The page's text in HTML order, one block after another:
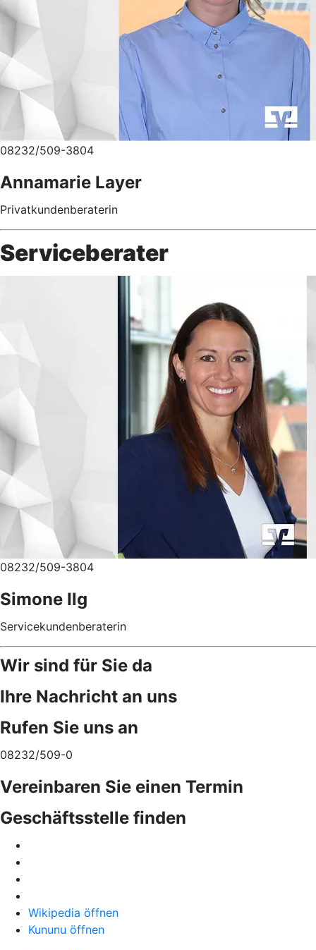
08232/509-3804
Annamarie Layer
Privatkundenberaterin
Serviceberater
08232/509-3804
Simone Ilg
Servicekundenberaterin
Wir sind für Sie da
Ihre Nachricht an uns
Rufen Sie uns an
08232/509-0
Vereinbaren Sie einen Termin
Geschäftsstelle finden
Wikipedia öffnen
Kununu öffnen